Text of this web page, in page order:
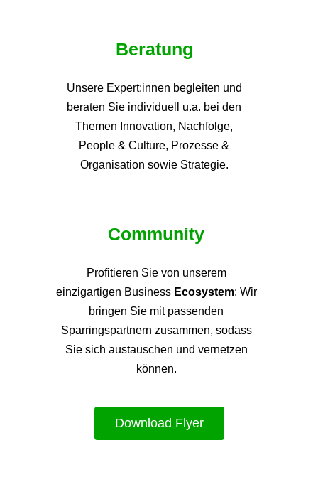
Beratung
Unsere Expert:innen begleiten und
beraten Sie individuell u.a. bei den
Themen Innovation, Nachfolge,
People & Culture, Prozesse &
Organisation sowie Strategie.
Community
Profitieren Sie von unserem
einzigartigen Business Ecosystem: Wir
bringen Sie mit passenden
Sparringspartnern zusammen, sodass
Sie sich austauschen und vernetzen
können.
Download Flyer